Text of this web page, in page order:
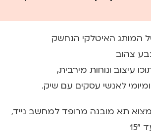
המותג האיטלקי הנחשק
עיצוב ונוחות מירבית,
לאנשי עסקים עם שיק.
תא מובנה מרופד למחשב נייד,